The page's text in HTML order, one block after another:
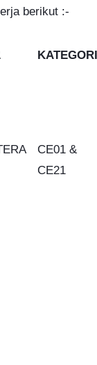
berikut :-
KATEGORI
CE01 &
CE21